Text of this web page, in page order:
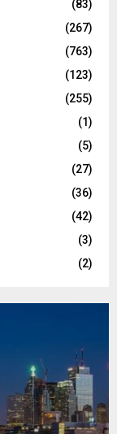
(83)
(267)
(763)
(123)
(255)
(1)
(5)
(27)
(36)
(42)
(3)
(2)